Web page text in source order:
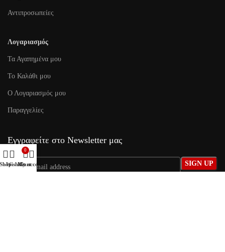
Αντιπροσωπείες
Λογαριασμός
Τα Αγαπημένα μου
To Καλάθι μου
Ο Λογαριασμός μου
Παραγγελίες
Εγγραφείτε στο Newsletter μας
ShopWishlist
0
Cart
My account